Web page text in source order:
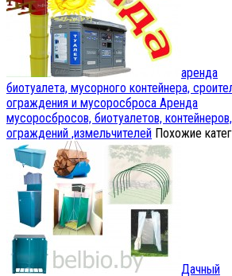
аренда
биотуалета, мусорного контейнера,
ограждения и мусоросброса Аренда
мусоросбросов, биотуалетов, контейнеров,
ограждений ,измельчителей Похожие
Дачный